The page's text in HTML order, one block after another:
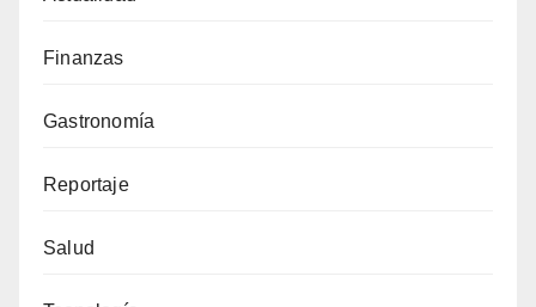
Finanzas
Gastronomía
Reportaje
Salud